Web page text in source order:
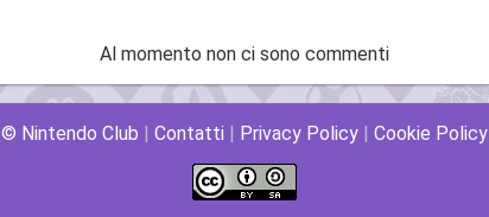
Al momento non ci sono commenti
© Nintendo Club | Contatti | Privacy Policy | Cookie Policy